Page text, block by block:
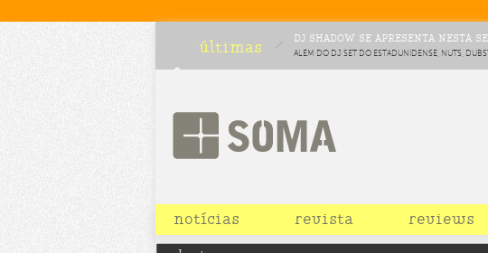
últimas DJ SHADOW SE APRESENTA NESTA
ALÉM DO DJ SET DO ESTADUNIDENSE, NUTS,
COMPLETAM O LINEUP DA COMEMORAÇÃO DE
notícias revista reviews